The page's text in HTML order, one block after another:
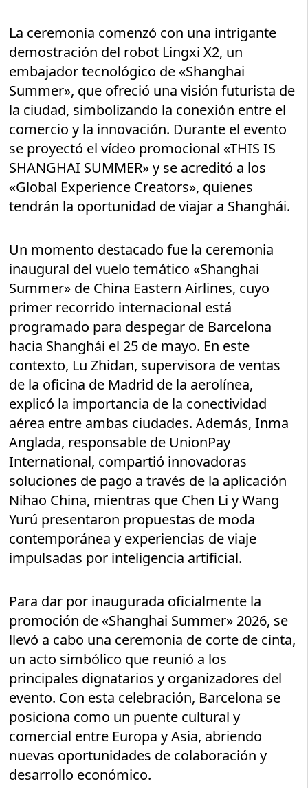
La ceremonia comenzó con una intrigante
demostración del robot Lingxi X2, un
embajador tecnológico de «Shanghai
Summer», que ofreció una visión futurista de
la ciudad, simbolizando la conexión entre el
comercio y la innovación. Durante el evento
se proyectó el vídeo promocional «THIS IS
SHANGHAI SUMMER» y se acreditó a los
«Global Experience Creators», quienes
tendrán la oportunidad de viajar a Shanghái.
Un momento destacado fue la ceremonia
inaugural del vuelo temático «Shanghai
Summer» de China Eastern Airlines, cuyo
primer recorrido internacional está
programado para despegar de Barcelona
hacia Shanghái el 25 de mayo. En este
contexto, Lu Zhidan, supervisora de ventas
de la oficina de Madrid de la aerolínea,
explicó la importancia de la conectividad
aérea entre ambas ciudades. Además, Inma
Anglada, responsable de UnionPay
International, compartió innovadoras
soluciones de pago a través de la aplicación
Nihao China, mientras que Chen Li y Wang
Yurú presentaron propuestas de moda
contemporánea y experiencias de viaje
impulsadas por inteligencia artificial.
Para dar por inaugurada oficialmente la
promoción de «Shanghai Summer» 2026, se
llevó a cabo una ceremonia de corte de cinta,
un acto simbólico que reunió a los
principales dignatarios y organizadores del
evento. Con esta celebración, Barcelona se
posiciona como un puente cultural y
comercial entre Europa y Asia, abriendo
nuevas oportunidades de colaboración y
desarrollo económico.